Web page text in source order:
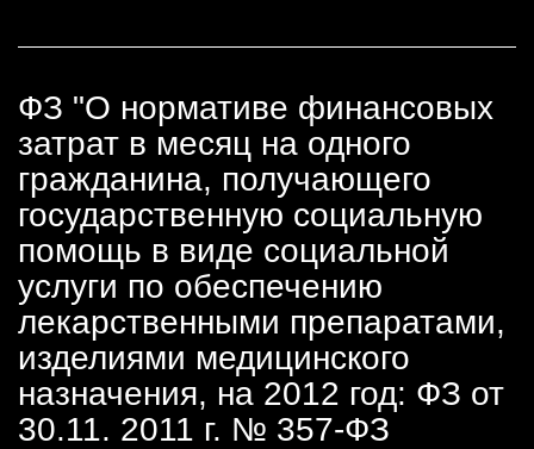
ФЗ "О нормативе финансовых
затрат в месяц на одного
гражданина, получающего
государственную социальную
помощь в виде социальной
услуги по обеспечению
лекарственными препаратами,
изделиями медицинского
назначения, на 2012 год: ФЗ от
30.11. 2011 г. № 357-ФЗ